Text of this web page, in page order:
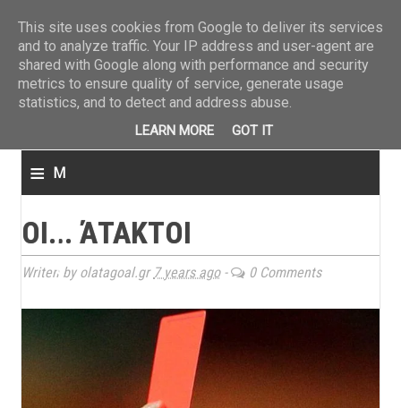
≡ M
n
u
ΟΙ... ΆΤΑΚΤΟΙ
Writen by olatagoal.gr 7 years ago- 0 Comments
This site uses cookies from Google to deliver its services
and to analyze traffic. Your IP address and user-agent are
shared with Google along with performance and security
metrics to ensure quality of service, generate usage
statistics, and to detect and address abuse.
LEARN MORE GOT IT